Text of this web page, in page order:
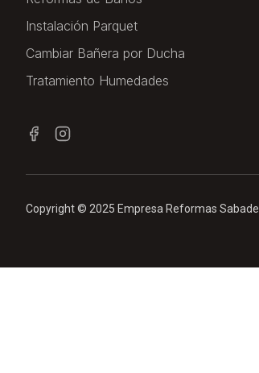
Instalación Parquet
Cambiar Bañera por Ducha
Tratamiento Humedades
Copyright © 2025 Empresa Reformas Sabadell